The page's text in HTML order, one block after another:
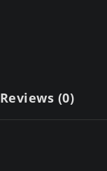
Reviews (0)